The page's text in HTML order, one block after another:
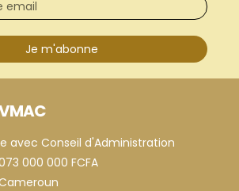
Je m'abonne
avec Conseil d'Administration
000 000 FCFA